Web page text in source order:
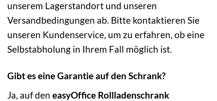
unserem Lagerstandort und unseren
Versandbedingungen ab. Bitte kontaktieren Sie
unseren Kundenservice, um zu erfahren, ob eine
Selbstabholung in Ihrem Fall möglich ist.
Gibt es eine Garantie auf den Schrank?
Ja, auf den easyOffice Rollladenschrank